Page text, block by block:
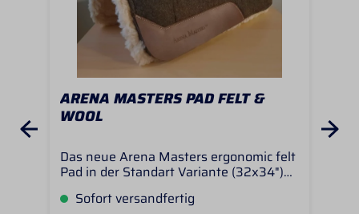
ARENA MASTERS PAD FELT &
WOOL
Das neue Arena Masters ergonomic felt
Pad in der Standart Variante (32x34")
eine Unterseite aus Naturwolle. Die
Sofort versandfertig